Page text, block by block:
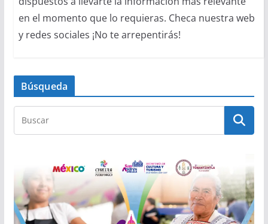
en el momento que lo requieras. Checa nuestra web
y redes sociales ¡No te arrepentirás!
Búsqueda